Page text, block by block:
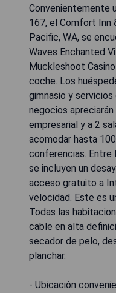
Convenientemente
167, el Comfort Inn
Pacific, WA, se
Waves Enchanted
Muckleshoot
coche. Los
gimnasio y
negocios
empresarial y a 2
acomodar hasta
conferencias. Entre
se incluyen un
acceso gratuito a
velocidad. Este es
Todas las
cable en alta
secador de pelo,
planchar.
- Ubicación